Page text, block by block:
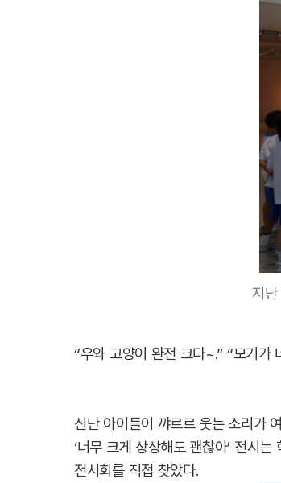
지
“우와 고양이 완전 크다~.” “모기가
신난 아이들이 꺄르르 웃는 소리가
‘너무 크게 상상해도 괜찮아’ 전시
전시회를 직접 찾았다.